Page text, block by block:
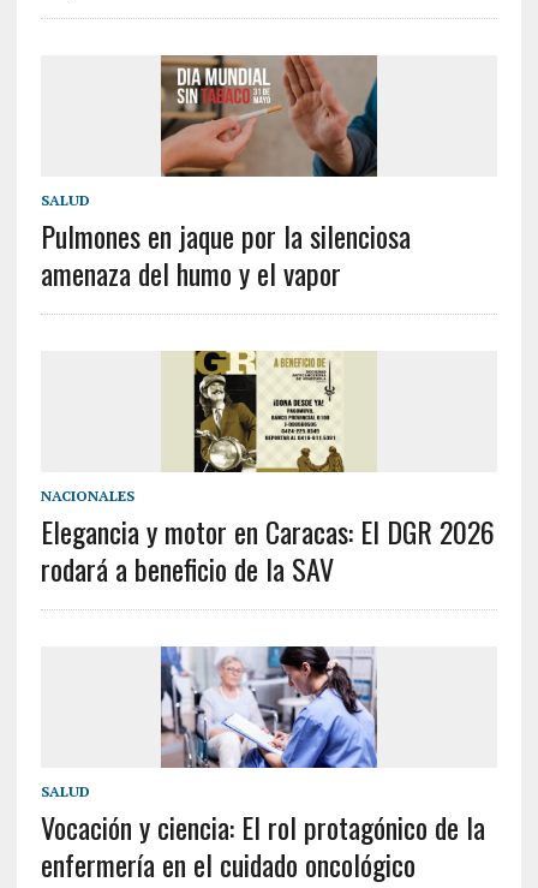
SALUD
Pulmones en jaque por la silenciosa
amenaza del humo y el vapor
NACIONALES
Elegancia y motor en Caracas: El DGR 2026
rodará a beneficio de la SAV
SALUD
Vocación y ciencia: El rol protagónico de la
enfermería en el cuidado oncológico